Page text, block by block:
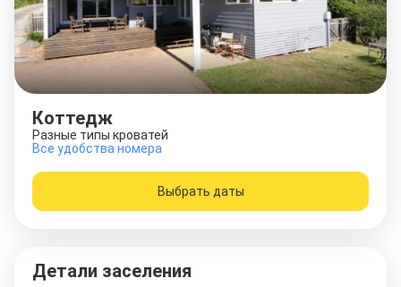
Коттедж
Разные типы кроватей
Все удобства номера
Выбрать даты
Детали заселения